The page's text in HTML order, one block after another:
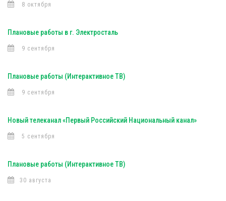
8 октября
Плановые работы в г. Электросталь
9 сентября
Плановые работы (Интерактивное ТВ)
9 сентября
Новый телеканал «Первый Российский Национальный канал»
5 сентября
Плановые работы (Интерактивное ТВ)
30 августа